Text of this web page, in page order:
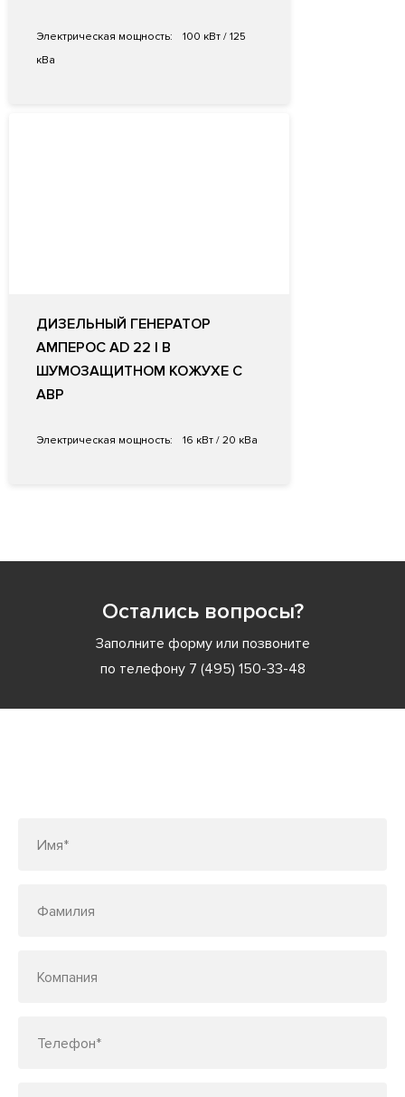
Электрическая мощность:
100 кВт / 125
кВа
ДИЗЕЛЬНЫЙ ГЕНЕРАТОР
АМПЕРОС AD 22 I В
ШУМОЗАЩИТНОМ КОЖУХЕ С
АВР
Электрическая мощность: 16 кВт / 20 кВа
Остались вопросы?
Заполните форму или позвоните
по телефону 7 (495) 150-33-48
Имя*
Фамилия
Компания
Телефон*